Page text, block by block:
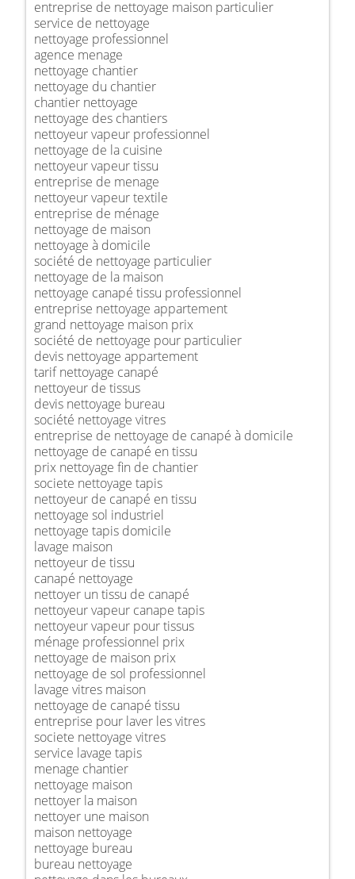
entreprise de nettoyage maison particulier
service de nettoyage
nettoyage professionnel
agence menage
nettoyage chantier
nettoyage du chantier
chantier nettoyage
nettoyage des chantiers
nettoyeur vapeur professionnel
nettoyage de la cuisine
nettoyeur vapeur tissu
entreprise de menage
nettoyeur vapeur textile
entreprise de ménage
nettoyage de maison
nettoyage à domicile
société de nettoyage particulier
nettoyage de la maison
nettoyage canapé tissu professionnel
entreprise nettoyage appartement
grand nettoyage maison prix
société de nettoyage pour particulier
devis nettoyage appartement
tarif nettoyage canapé
nettoyeur de tissus
devis nettoyage bureau
société nettoyage vitres
entreprise de nettoyage de canapé à domicile
nettoyage de canapé en tissu
prix nettoyage fin de chantier
societe nettoyage tapis
nettoyeur de canapé en tissu
nettoyage sol industriel
nettoyage tapis domicile
lavage maison
nettoyeur de tissu
canapé nettoyage
nettoyer un tissu de canapé
nettoyeur vapeur canape tapis
nettoyeur vapeur pour tissus
ménage professionnel prix
nettoyage de maison prix
nettoyage de sol professionnel
lavage vitres maison
nettoyage de canapé tissu
entreprise pour laver les vitres
societe nettoyage vitres
service lavage tapis
menage chantier
nettoyage maison
nettoyer la maison
nettoyer une maison
maison nettoyage
nettoyage bureau
bureau nettoyage